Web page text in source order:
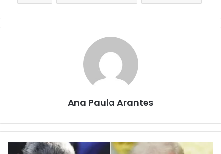
Ana Paula Arantes